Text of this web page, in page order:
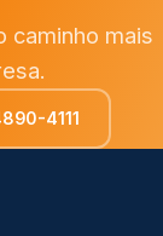
caminho mais
4111